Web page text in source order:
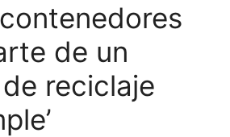
de un
reciclaje